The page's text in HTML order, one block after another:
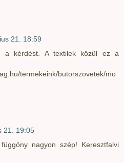
21. 18:59
a kérdést. A textilek közül ez a
termekeink/butorszovetek/mo
21. 19:05
nagyon szép! Keresztfalvi